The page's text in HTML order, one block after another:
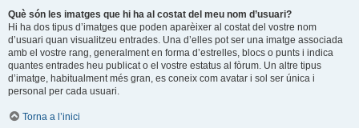
Què són les imatges que hi ha al costat del meu nom d’usuari?
Hi ha dos tipus d’imatges que poden aparèixer al costat del vostre nom
d’usuari quan visualitzeu entrades. Una d’elles pot ser una imatge associada
amb el vostre rang, generalment en forma d’estrelles, blocs o punts i indica
quantes entrades heu publicat o el vostre estatus al fòrum. Un altre tipus
d’imatge, habitualment més gran, es coneix com avatar i sol ser única i
personal per cada usuari.
Torna a l’inici